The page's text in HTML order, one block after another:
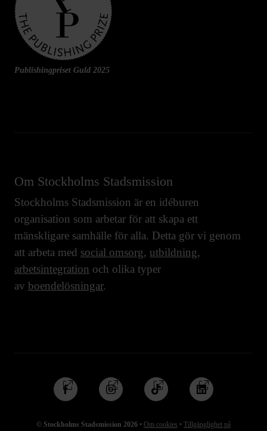
Publishingpriset Guld 2025
Om Stockholms Stadsmission
Stockholms Stadsmission är en idéburen
organisation som arbetar för att skapa ett
mänskligare samhälle för alla. Detta gör vi genom
att arbeta med social omsorg, utbildning,
arbetsintegration och olika typer
av boendelösningar.
© Stockholms Stadsmission 2026 • Om cookies • Tillgänglighet på
Följ
oss
Facebook
Följ
oss
Instagram
Följ
oss
TikTok
Följ
oss
Linkedin